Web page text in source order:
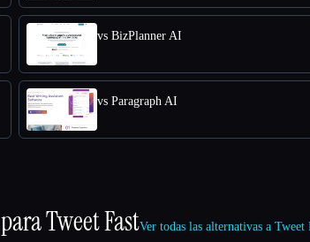
vs BizPlanner AI
vs Paragraph AI
Tweet FastVer todas las alternativas a